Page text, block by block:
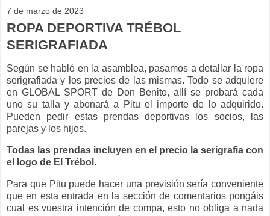
7 de marzo de 2023
ROPA DEPORTIVA TRÉBOL
SERIGRAFIADA
Según se habló en la asamblea, pasamos a detallar la ropa
serigrafiada y los precios de las mismas. Todo se adquiere
en GLOBAL SPORT de Don Benito, allí se probará cada
uno su talla y abonará a Pitu el importe de lo adquirido.
Pueden pedir estas prendas deportivas los socios, las
parejas y los hijos.
Todas las prendas incluyen en el precio la serigrafia con
el logo de El Trébol.
Para que Pitu puede hacer una previsión sería conveniente
que en esta entrada en la sección de comentarios pongáis
cual es vuestra intención de compa, esto no obliga a nada